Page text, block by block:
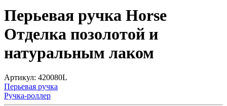
Перьевая ручка Horse
Отделка позолотой и
натуральным лаком
Артикул: 420080L
Перьевая ручка
Ручка-роллер